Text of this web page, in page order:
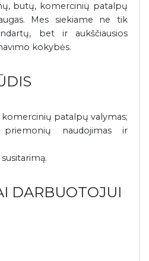
butų, komercinių patalpų
Mes siekiame ne tik
bet ir aukščiausios
kokybės.
patalpų valymas;
priemonių naudojimas ir
DARBUOTOJUI